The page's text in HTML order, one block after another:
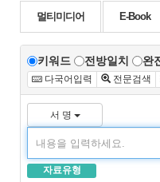
멀티미디어 E-Book
키워드 전방일치 완
다국어입력 전문검색
서 명
자료유형